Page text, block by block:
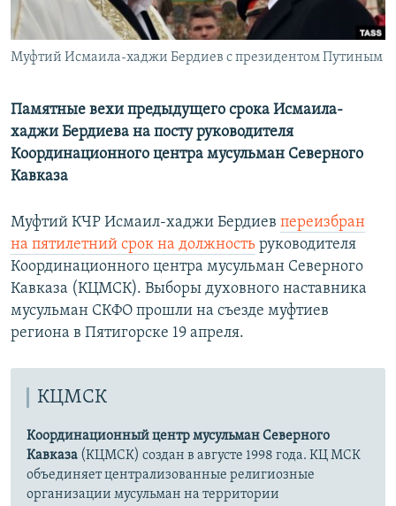
Муфтий Исмаила-хаджи Бердиев с президентом Путиным
Памятные вехи предыдущего срока Исмаила-
хаджи Бердиева на посту руководителя
Координационного центра мусульман Северного
Кавказа
Муфтий КЧР Исмаил-хаджи Бердиев переизбран
на пятилетний срок на должность руководителя
Координационного центра мусульман Северного
Кавказа (КЦМСК). Выборы духовного наставника
мусульман СКФО прошли на съезде муфтиев
региона в Пятигорске 19 апреля.
КЦМСК
Координационный центр мусульман Северного
Кавказа (КЦМСК) создан в августе 1998 года. КЦ МСК
объединяет централизованные религиозные
организации мусульман на территории